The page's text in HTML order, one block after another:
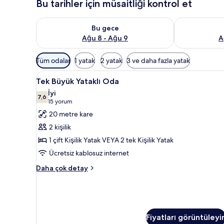
Bu tarihler için müsaitliği kontrol et
Bu gece
Ağu 8 - Ağu 9
Bu gece için müsaitliği kontrol et Ağu 8 - Ağu 9
Yarın için
Odalar
için
mevcut
filtreler
Tüm odalar 1 yatak 2 yatak 3 ve daha fazla yatak
Tek
Büyük
Yataklı
Oda
için
tüm
fotoğrafları
görün
Odada kasa, masa, ses
4
Tek Büyük Yataklı Oda
7,67,6 / 10
İyi
15 yorum
(15
yorum)
20 metre kare
2 kişilik
1 çift Kişilik Yatak VEYA 2 tek Kişilik Yatak
Ücretsiz kablosuz internet
Daha çok detay
Tek
Fiyatları